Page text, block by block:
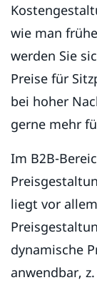
wie man
werden Sie
Preise für
bei hoher
gerne mehr
Im B2B-
liegt vor
dynamische
anwendbar,